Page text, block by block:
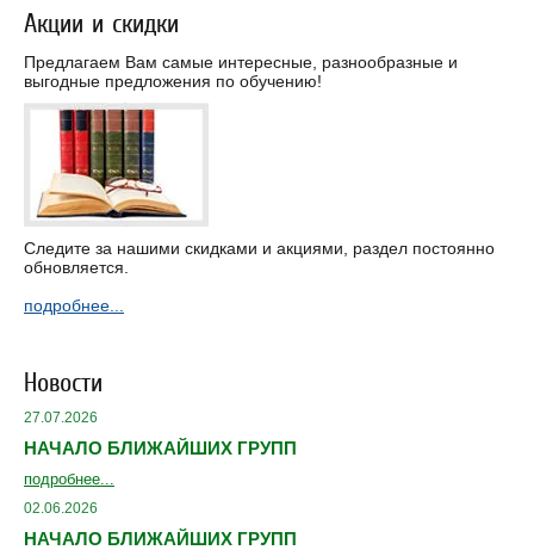
Акции и скидки
Предлагаем Вам самые интересные, разнообразные и
выгодные предложения по обучению!
Следите за нашими скидками и акциями, раздел постоянно
обновляется.
подробнее...
Новости
27.07.2026
НАЧАЛО БЛИЖАЙШИХ ГРУПП
подробнее...
02.06.2026
НАЧАЛО БЛИЖАЙШИХ ГРУПП